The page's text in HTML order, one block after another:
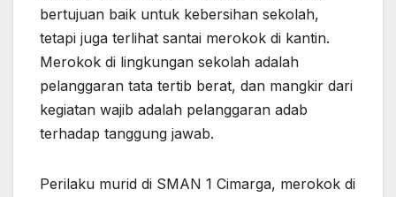
bertujuan baik untuk kebersihan sekolah,
tetapi juga terlihat santai merokok di kantin.
Merokok di lingkungan sekolah adalah
pelanggaran tata tertib berat, dan mangkir dari
kegiatan wajib adalah pelanggaran adab
terhadap tanggung jawab.
Perilaku murid di SMAN 1 Cimarga, merokok di